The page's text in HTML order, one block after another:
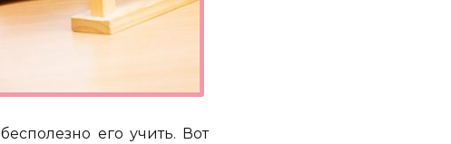
его учить. Вот